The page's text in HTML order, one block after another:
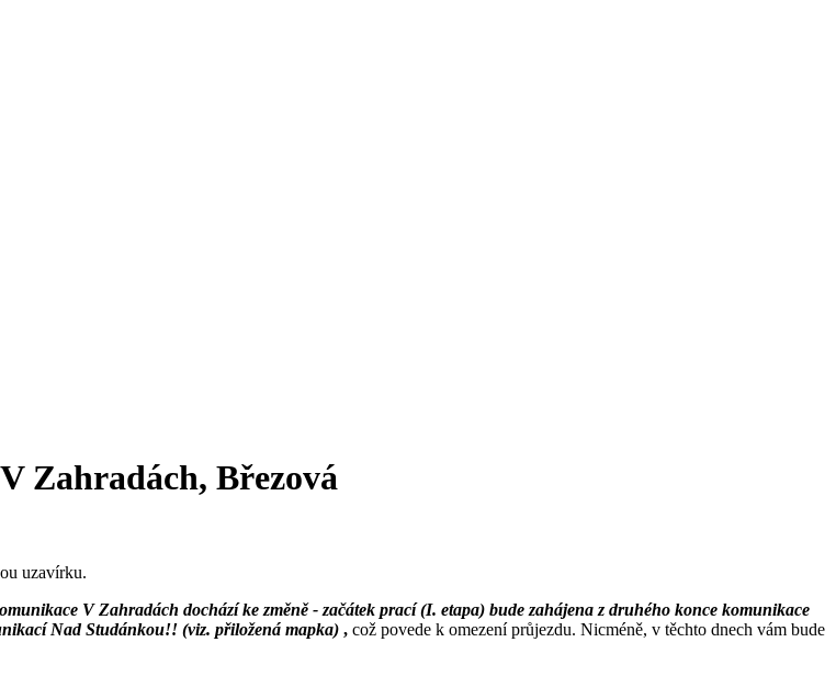
Zahradách, Březová
uzavírku.
V Zahradách dochází ke změně - začátek prací (I. etapa) bude zahájena z druhého konce komunikace
Nad Studánkou!! (viz. přiložená mapka) , což povede k omezení průjezdu. Nicméně, v těchto dnech vám bude